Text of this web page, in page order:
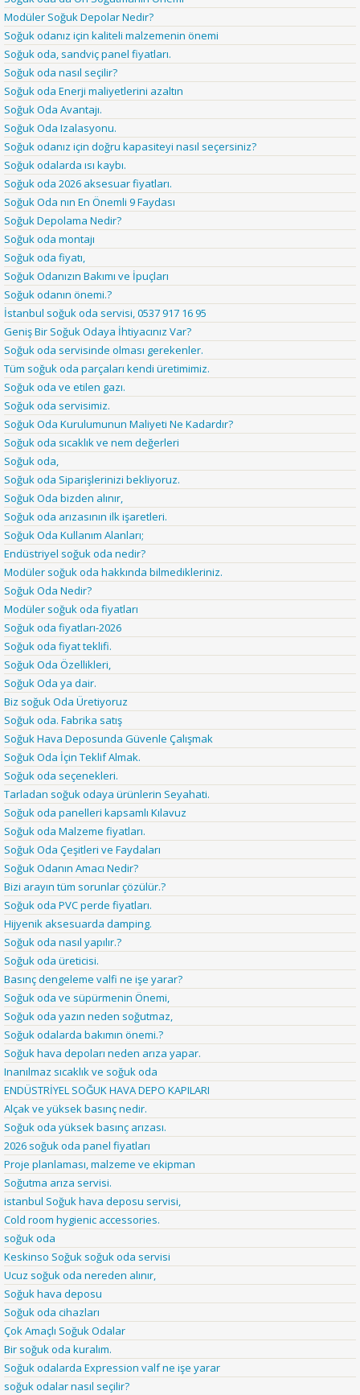
Modüler Soğuk Depolar Nedir?
Soğuk odanız için kaliteli malzemenin önemi
Soğuk oda, sandviç panel fiyatları.
Soğuk oda nasıl seçilir?
Soğuk oda Enerji maliyetlerini azaltın
Soğuk Oda Avantajı.
Soğuk Oda Izalasyonu.
Soğuk odanız için doğru kapasiteyi nasıl seçersiniz?
Soğuk odalarda ısı kaybı.
Soğuk oda 2026 aksesuar fiyatları.
Soğuk Oda nın En Önemli 9 Faydası
Soğuk Depolama Nedir?
Soğuk oda montajı
Soğuk oda fiyatı,
Soğuk Odanızın Bakımı ve İpuçları
Soğuk odanın önemi.?
İstanbul soğuk oda servisi, 0537 917 16 95
Geniş Bir Soğuk Odaya İhtiyacınız Var?
Soğuk oda servisinde olması gerekenler.
Tüm soğuk oda parçaları kendi üretimimiz.
Soğuk oda ve etilen gazı.
Soğuk oda servisimiz.
Soğuk Oda Kurulumunun Maliyeti Ne Kadardır?
Soğuk oda sıcaklık ve nem değerleri
Soğuk oda,
Soğuk oda Siparişlerinizi bekliyoruz.
Soğuk Oda bizden alınır,
Soğuk oda arızasının ilk işaretleri.
Soğuk Oda Kullanım Alanları;
Endüstriyel soğuk oda nedir?
Modüler soğuk oda hakkında bilmedikleriniz.
Soğuk Oda Nedir?
Modüler soğuk oda fiyatları
Soğuk oda fiyatları-2026
Soğuk oda fiyat teklifi.
Soğuk Oda Özellikleri,
Soğuk Oda ya dair.
Biz soğuk Oda Üretiyoruz
Soğuk oda. Fabrika satış
Soğuk Hava Deposunda Güvenle Çalışmak
Soğuk Oda İçin Teklif Almak.
Soğuk oda seçenekleri.
Tarladan soğuk odaya ürünlerin Seyahati.
Soğuk oda panelleri kapsamlı Kılavuz
Soğuk oda Malzeme fiyatları.
Soğuk Oda Çeşitleri ve Faydaları
Soğuk Odanın Amacı Nedir?
Bizi arayın tüm sorunlar çözülür.?
Soğuk oda PVC perde fiyatları.
Hijyenik aksesuarda damping.
Soğuk oda nasıl yapılır.?
Soğuk oda üreticisi.
Basınç dengeleme valfi ne işe yarar?
Soğuk oda ve süpürmenin Önemi,
Soğuk oda yazın neden soğutmaz,
Soğuk odalarda bakımın önemi.?
Soğuk hava depoları neden arıza yapar.
Inanılmaz sıcaklık ve soğuk oda
ENDÜSTRİYEL SOĞUK HAVA DEPO KAPILARI
Alçak ve yüksek basınç nedir.
Soğuk oda yüksek basınç arızası.
2026 soğuk oda panel fiyatları
Proje planlaması, malzeme ve ekipman
Soğutma arıza servisi.
istanbul Soğuk hava deposu servisi,
Cold room hygienic accessories.
soğuk oda
Keskinso Soğuk soğuk oda servisi
Ucuz soğuk oda nereden alınır,
Soğuk hava deposu
Soğuk oda cihazları
Çok Amaçlı Soğuk Odalar
Bir soğuk oda kuralım.
Soğuk odalarda Expression valf ne işe yarar
soğuk odalar nasıl seçilir?